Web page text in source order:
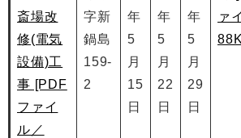
斎場改
修(電気
設備)工
事 [PDF
ファイ
ル／
字新
鍋島
159-
2
年
5
月
15
日
年
5
月
22
日
年
5
月
29
日
ァ